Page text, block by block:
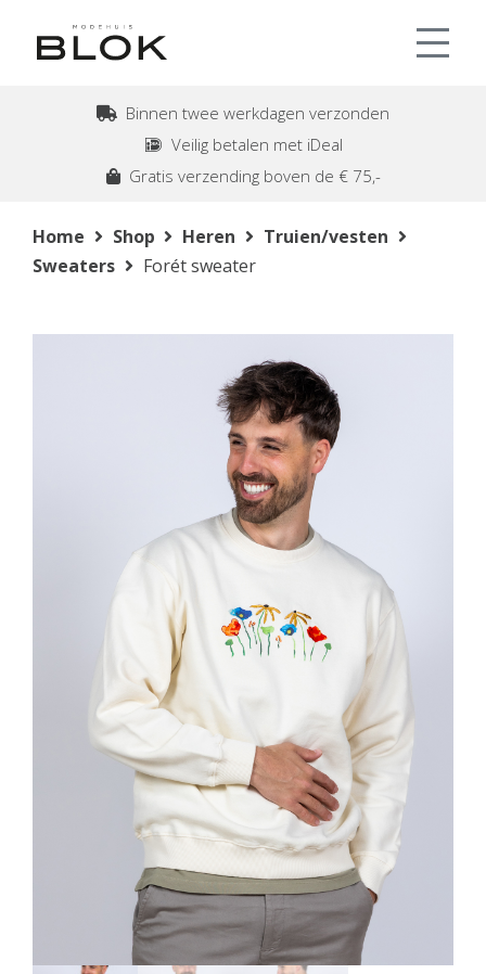
Binnen twee werkdagen verzonden
Veilig betalen met iDeal
Gratis verzending boven de € 75,-
Home Shop Heren
Truien/vesten
Sweaters
Forét sweater